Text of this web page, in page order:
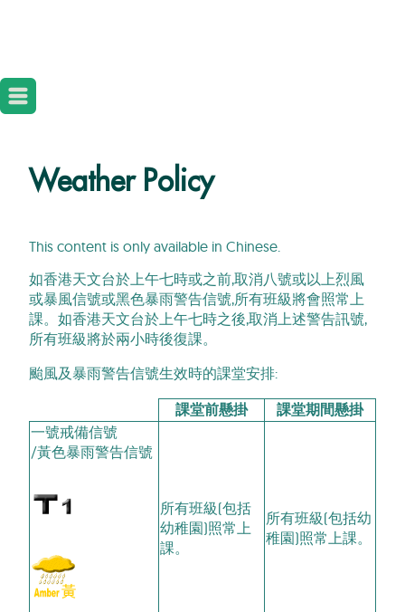
Weather Policy
This content is only available in Chinese.
如香港天文台於上午七時或之前,取消八號或以上烈風
或暴風信號或黑色暴雨警告信號,所有班級將會照常上
課。如香港天文台於上午七時之後,取消上述警告訊號,
所有班級將於兩小時後復課。
颱風及暴雨警告信號生效時的課堂安排:
課堂前懸掛
課堂期間懸掛
一號戒備信號
/黃色暴雨警告信號
所有班級(包括
幼稚園)照常上
課。
所有班級(包括幼
稚園)照常上課。